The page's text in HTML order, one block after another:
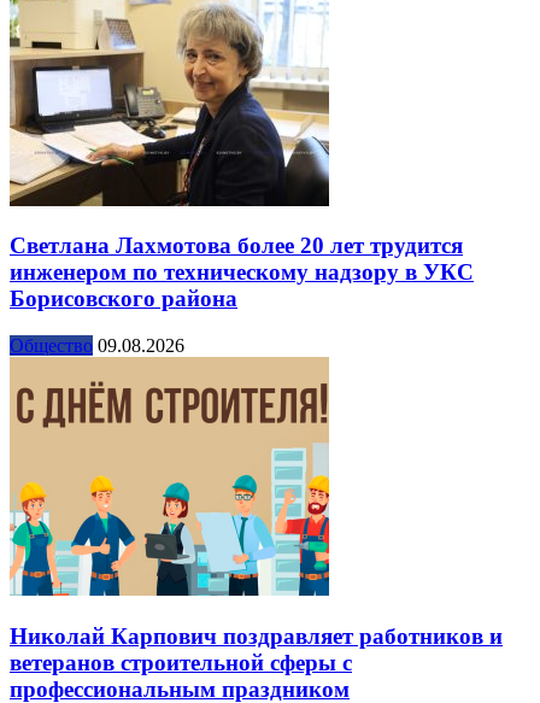
Светлана Лахмотова более 20 лет трудится
инженером по техническому надзору в УКС
Борисовского района
Общество 09.08.2026
Николай Карпович поздравляет работников и
ветеранов строительной сферы с
профессиональным праздником